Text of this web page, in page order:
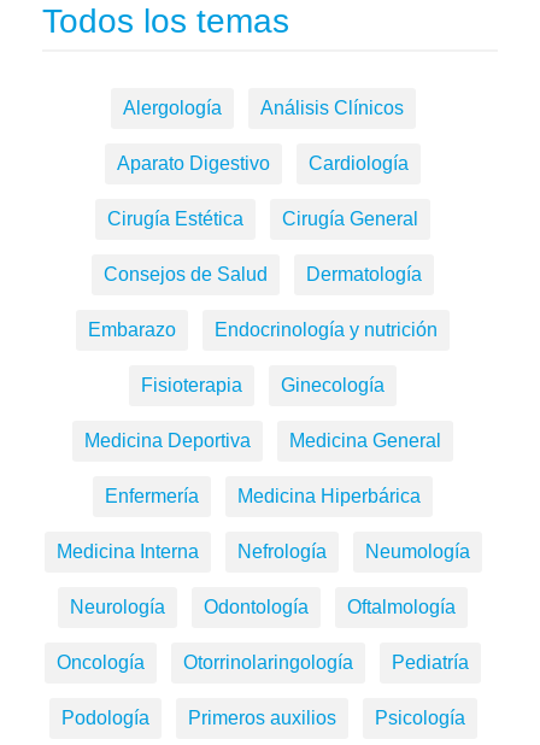
Todos los temas
Alergología Análisis Clínicos
Aparato Digestivo Cardiología
Cirugía Estética Cirugía General
Consejos de Salud Dermatología
Embarazo Endocrinología y nutrición
Fisioterapia Ginecología
Medicina Deportiva Medicina General
Enfermería Medicina Hiperbárica
Medicina Interna Nefrología Neumología
Neurología Odontología Oftalmología
Oncología Otorrinolaringología Pediatría
Podología Primeros auxilios Psicología